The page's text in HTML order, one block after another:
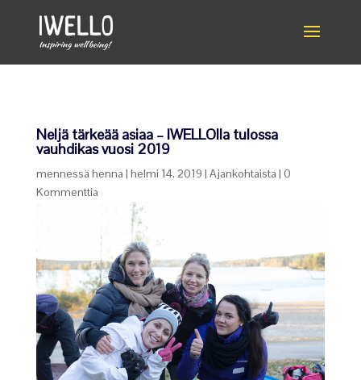
Neljä tärkeää asiaa – IWELLOlla tulossa
vauhdikas vuosi 2019
mennessä henna | helmi 14, 2019 | Ajankohtaista | 0
Kommenttia